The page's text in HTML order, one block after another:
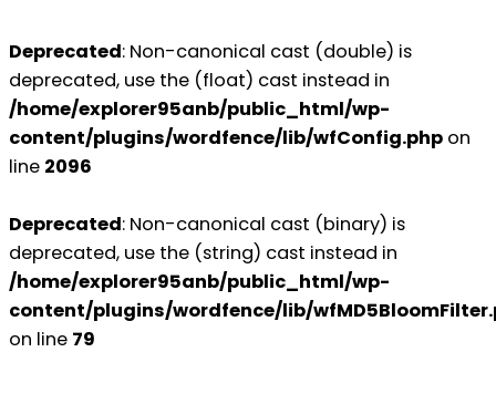
Deprecated: Non-canonical cast (double) is
deprecated, use the (float) cast instead in
/home/explorer95anb/public_html/wp-
content/plugins/wordfence/lib/wfConfig.php on
line 2096
Deprecated: Non-canonical cast (binary) is
deprecated, use the (string) cast instead in
/home/explorer95anb/public_html/wp-
content/plugins/wordfence/lib/
on line 79